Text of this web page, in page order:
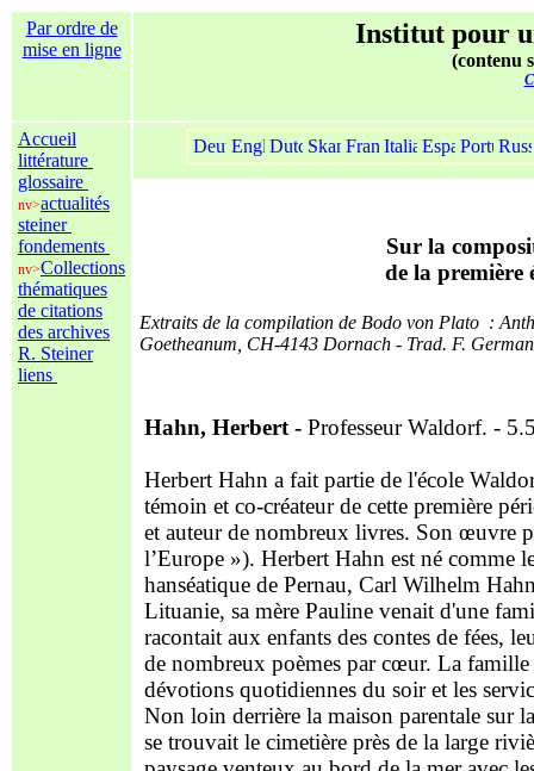
Par ordre de
mise en ligne
Institut pour
(contenu
Accueil
littérature
glossaire
nv>actualités
steiner
fondements
nv>Collections
thématiques
de citations
des archives
R. Steiner
liens
Sur la
de la première
Extraits de la compilation de Bodo von Plato :
Goetheanum, CH-4143 Dornach - Trad. F.
Hahn, Herbert - Professeur Waldorf. -
Herbert Hahn a fait partie de l'école
témoin et co-créateur de cette première
et auteur de nombreux livres. Son œuvre
l’Europe »). Herbert Hahn est né comme
hanséatique de Pernau, Carl Wilhelm
Lituanie, sa mère Pauline venait d'une
racontait aux enfants des contes de fées,
de nombreux poèmes par cœur. La
dévotions quotidiennes du soir et les
Non loin derrière la maison parentale sur
se trouvait le cimetière près de la large